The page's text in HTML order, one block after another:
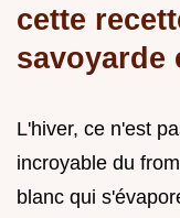
cette
savoyarde
L'hiver, ce n'est
incroyable du
blanc qui